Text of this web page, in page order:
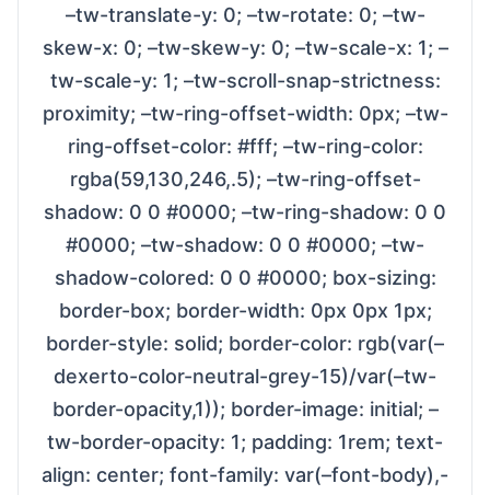
–tw-translate-y: 0; –tw-rotate: 0; –tw-
skew-x: 0; –tw-skew-y: 0; –tw-scale-x: 1; –
tw-scale-y: 1; –tw-scroll-snap-strictness:
proximity; –tw-ring-offset-width: 0px; –tw-
ring-offset-color: #fff; –tw-ring-color:
rgba(59,130,246,.5); –tw-ring-offset-
shadow: 0 0 #0000; –tw-ring-shadow: 0 0
#0000; –tw-shadow: 0 0 #0000; –tw-
shadow-colored: 0 0 #0000; box-sizing:
border-box; border-width: 0px 0px 1px;
border-style: solid; border-color: rgb(var(–
dexerto-color-neutral-grey-15)/var(–tw-
border-opacity,1)); border-image: initial; –
tw-border-opacity: 1; padding: 1rem; text-
align: center; font-family: var(–font-body),-